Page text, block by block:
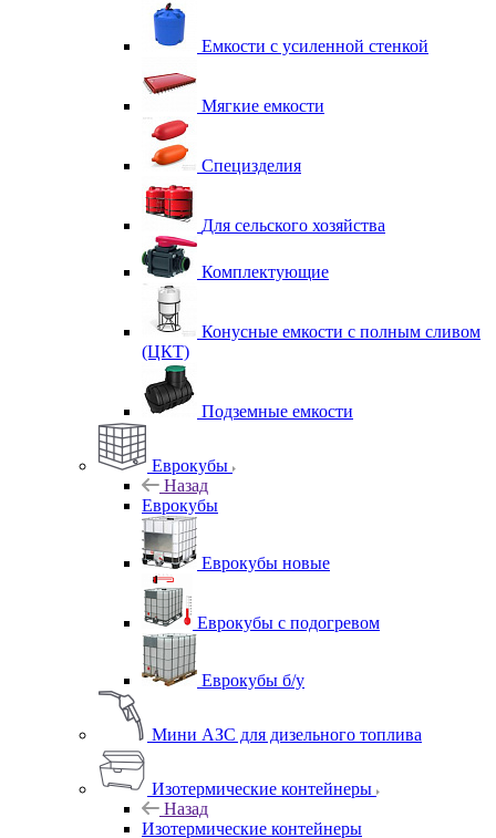
Емкости с усиленной стенкой
Мягкие емкости
Специзделия
Для сельского хозяйства
Комплектующие
Конусные емкости с полным сливом
(ЦКТ)
Подземные емкости
Еврокубы
Назад
Еврокубы
Еврокубы новые
Еврокубы с подогревом
Еврокубы б/у
Мини АЗС для дизельного топлива
Изотермические контейнеры
Назад
Изотермические контейнеры